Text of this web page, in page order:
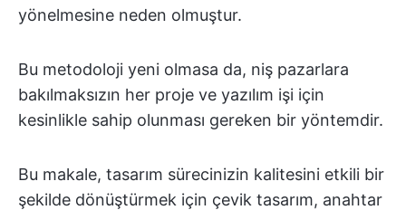
yönelmesine neden olmuştur.
Bu metodoloji yeni olmasa da, niş pazarlara
bakılmaksızın her proje ve yazılım işi için
kesinlikle sahip olunması gereken bir yöntemdir.
Bu makale, tasarım sürecinizin kalitesini etkili bir
şekilde dönüştürmek için çevik tasarım, anahtar